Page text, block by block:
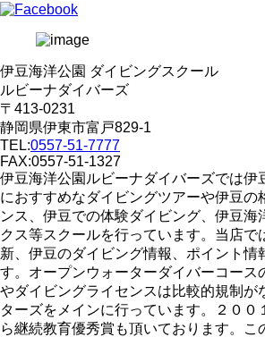
伊豆海洋公園 ダイビングスクール
ルビーナダイバーズ
〒413-0231
静岡県伊東市富戸829-1
TEL:0557-51-7777
FAX:0557-51-1327
伊豆海洋公園ルビーナダイバーズでは伊
におすすめなダイビングツアーや伊豆の
ンス、伊豆での体験ダイビング、伊豆海
クス等スクールを行っています。当店で
新、伊豆のダイビング情報、ポイント情
す。オープンウォーターダイバーコース
やダイビングライセンスは比較的規制が
ターズをメインに行っています。２００
ら継続教育優秀賞も頂いております。こ